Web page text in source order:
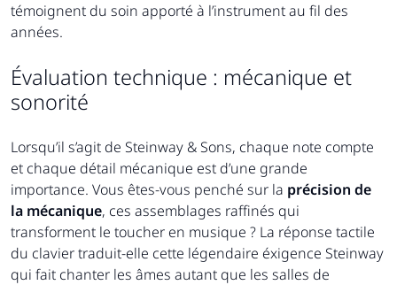
témoignent du soin apporté à l’instrument au fil des
années.
Évaluation technique : mécanique et
sonorité
Lorsqu’il s’agit de Steinway & Sons, chaque note compte
et chaque détail mécanique est d’une grande
importance. Vous êtes-vous penché sur la précision de
la mécanique, ces assemblages raffinés qui
transforment le toucher en musique ? La réponse tactile
du clavier traduit-elle cette légendaire éxigence Steinway
qui fait chanter les âmes autant que les salles de